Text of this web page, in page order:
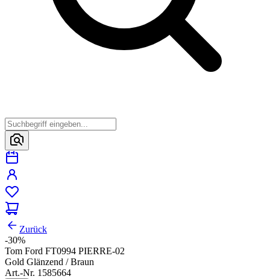
Zurück
-30%
Tom Ford FT0994 PIERRE-02
Gold Glänzend / Braun
Art.-Nr. 1585664